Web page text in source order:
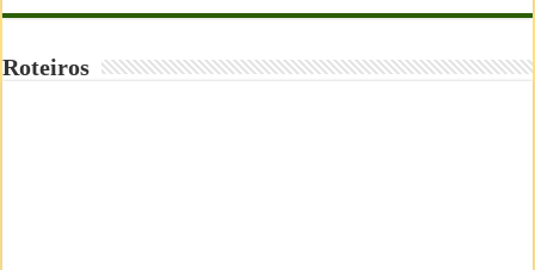
Roteiros